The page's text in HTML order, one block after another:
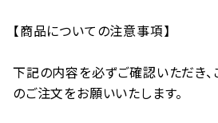
【商品についての注意事項】
下記の内容を必ずご確認いただき
のご注文をお願いいたします。